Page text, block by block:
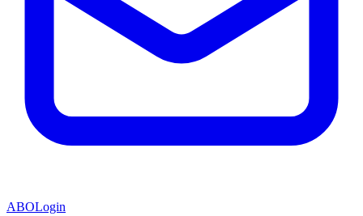
ABOLogin